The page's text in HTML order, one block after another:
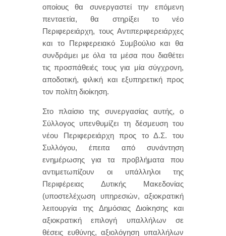
οποίους θα συνεργαστεί την επόμενη
πενταετία, θα στηρίξει το νέο
Περιφερειάρχη, τους Αντιπεριφερειάρχες
και το Περιφερειακό Συμβούλιο και θα
συνδράμει με όλα τα μέσα που διαθέτει
τις προσπάθειές τους για μία σύγχρονη,
αποδοτική, φιλική και εξυπηρετική προς
τον πολίτη διοίκηση.
Στο πλαίσιο της συνεργασίας αυτής, ο
Σύλλογος υπενθυμίζει τη δέσμευση του
νέου Περιφερειάρχη προς το Δ.Σ. του
Συλλόγου, έπειτα από συνάντηση
ενημέρωσης για τα προβλήματα που
αντιμετωπίζουν οι υπάλληλοι της
Περιφέρειας Δυτικής Μακεδονίας
(υποστελέχωση υπηρεσιών, αξιοκρατική
λειτουργία της Δημόσιας Διοίκησης και
αξιοκρατική επιλογή υπαλλήλων σε
θέσεις ευθύνης, αξιολόγηση υπαλλήλων